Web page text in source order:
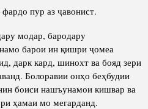
пур аз ҷавонист.
модар, бародару
барои ин қишри ҷомеа
дарк кард, шинохт ва бояд зери
Болоравии онҳо беҳбудии
боиси нашъунамои кишвар ва
ҳамаи мо мегарданд.